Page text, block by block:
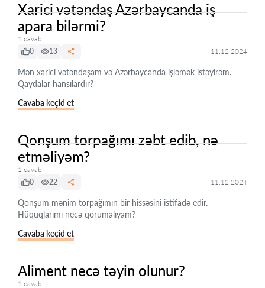
Xarici vətəndaş Azərbaycanda iş
apara bilərmi?
1 cavab
0
13 11.12.2024
Mən xarici vətəndaşam və Azərbaycanda işləmək istəyirəm.
Qaydalar hansılardır?
Cavaba keçid et
Qonşum torpağımı zəbt edib, nə
etməliyəm?
1 cavab
0
22 11.12.2024
Qonşum mənim torpağımın bir hissəsini istifadə edir.
Hüquqlarımı necə qorumalıyam?
Cavaba keçid et
Aliment necə təyin olunur?
1 cavab